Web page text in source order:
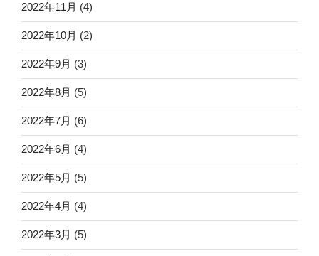
2022年11月 (4)
2022年10月 (2)
2022年9月 (3)
2022年8月 (5)
2022年7月 (6)
2022年6月 (4)
2022年5月 (5)
2022年4月 (4)
2022年3月 (5)